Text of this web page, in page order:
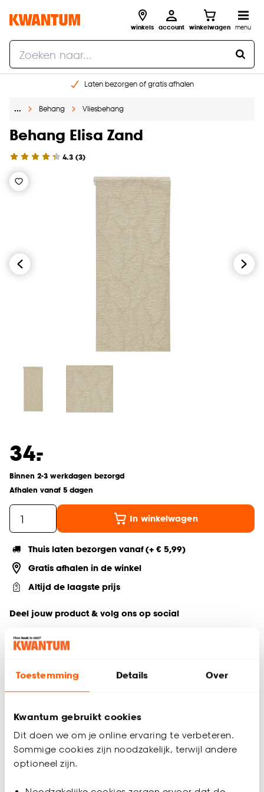
Toestemming Details Over
Kwantum gebruikt cookies
Dit doen we om je online ervaring te verbeteren.
Sommige cookies zijn noodzakelijk, terwijl andere
optioneel zijn.
winkels account winkelwagen menu
Laten bezorgen of gratis afhalen
Gratis raam advies en opmeten aan huis
… Behang Vliesbehang
Behang Elisa Zand
4.3 (3)
34.
-
Binnen 2-3 werkdagen bezorgd
Afhalen vanaf 5 dagen
In winkelwagen
Thuis laten bezorgen vanaf (+ € 5,99)
Gratis afhalen in de winkel
Altijd de laagste prijs
Deel jouw product & volg ons op social
Productomschrijving
Creëer een rustige basis met behang Elisa, een verfijnd
Kwantum vliesbehang heeft een prachtig bladpatroon dat
subtiel aanwezig is. Perfect passend binnen de Japandi
interieurstijl, waar eenvoud en harmonie centraal staan.
Ideaal voor de woonkamer, slaapkamer, werkplek of hal. De
zachte tinten en organische vormen zorgen voor een licht,